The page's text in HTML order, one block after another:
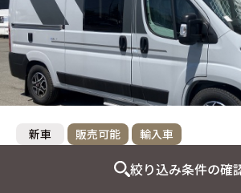
新車 販売可能 輸入車
SUN LIVING V 55SP
訳あり特価販売車両!! 最適
絞り込み条件の確